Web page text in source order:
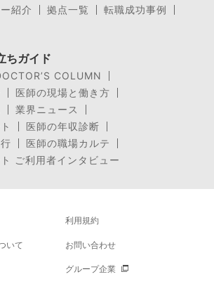
紹介
拠点一覧
転職成功事例
ちガイド
COLUMN
医師の現場と働き方
業界ニュース
医師の年収診断
医師の職場カルテ
ご利用者インタビュー
利用規約
いて お問い合わせ
グループ企業